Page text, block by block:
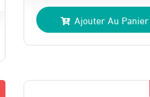
prix
initial
était :
prix
actuel
est :
Ajouter Au Panier